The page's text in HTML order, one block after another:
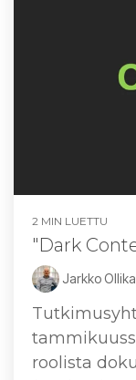
2 MIN LUETTU
"Dark
Jarkko
roolista